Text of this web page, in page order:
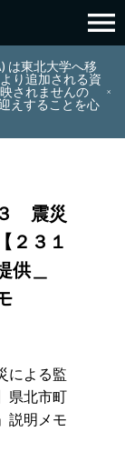
menu
は東北大学へ移
り追加される資
されませんの
えすることを心
震災
２３１
＿
による監
県北市町
説明メモ